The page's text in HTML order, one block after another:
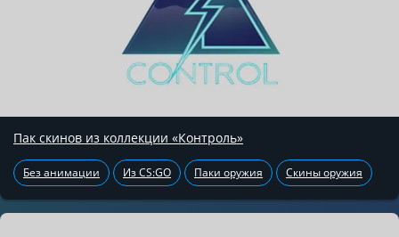
Пак скинов из коллекции «Контроль»
Без анимации Из CS:GO Паки оружия Скины оружия